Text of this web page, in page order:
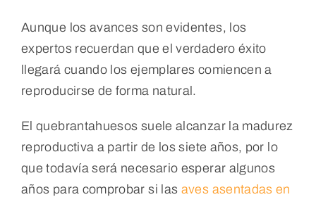
Aunque los avances son evidentes, los
expertos recuerdan que el verdadero éxito
llegará cuando los ejemplares comiencen a
reproducirse de forma natural.
El quebrantahuesos suele alcanzar la madurez
reproductiva a partir de los siete años, por lo
que todavía será necesario esperar algunos
años para comprobar si las aves asentadas en